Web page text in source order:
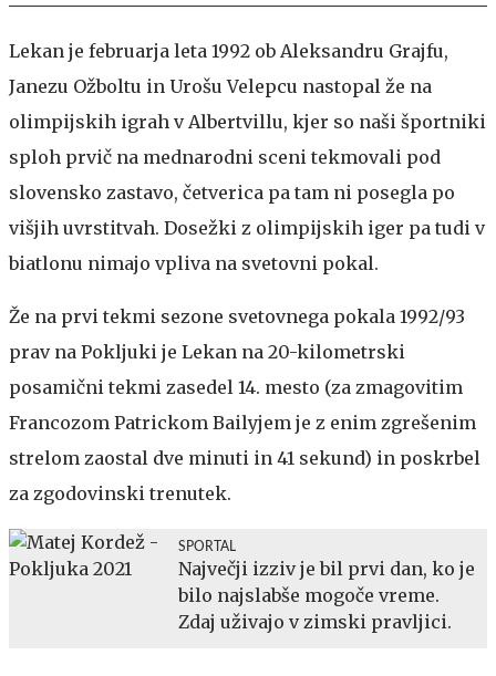
Lekan je februarja leta 1992 ob Aleksandru Grajfu,
Janezu Ožboltu in Urošu Velepcu nastopal že na
olimpijskih igrah v Albertvillu, kjer so naši športniki
sploh prvič na mednarodni sceni tekmovali pod
slovensko zastavo, četverica pa tam ni posegla po
višjih uvrstitvah. Dosežki z olimpijskih iger pa tudi v
biatlonu nimajo vpliva na svetovni pokal.
Že na prvi tekmi sezone svetovnega pokala 1992/93
prav na Pokljuki je Lekan na 20-kilometrski
posamični tekmi zasedel 14. mesto (za zmagovitim
Francozom Patrickom Bailyjem je z enim zgrešenim
strelom zaostal dve minuti in 41 sekund) in poskrbel
za zgodovinski trenutek.
SPORTAL
Največji izziv je bil prvi dan, ko je
bilo najslabše mogoče vreme.
Zdaj uživajo v zimski pravljici.